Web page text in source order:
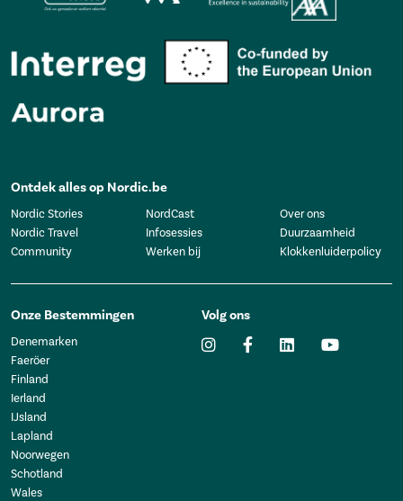
Ontdek alles op Nordic.be
Nordic Stories
Nordic Travel
Community
NordCast
Infosessies
Werken bij
Over ons
Duurzaamheid
Klokkenluiderpolicy
Onze Bestemmingen
Denemarken
Faeröer
Finland
Ierland
IJsland
Lapland
Noorwegen
Schotland
Wales
Volg ons